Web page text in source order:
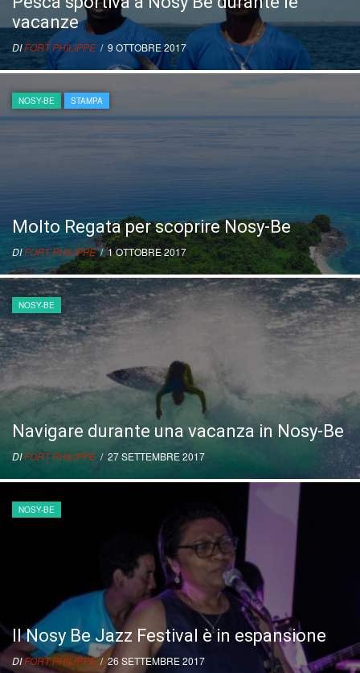
vacanze
DIFORT PHILIPPE/ 9 OTTOBRE 2017
NOSY-BE STAMPA
Molto Regata per scoprire Nosy-Be
DIFORT PHILIPPE/ 1 OTTOBRE 2017
NOSY-BE
Navigare durante una vacanza in Nosy-Be
DIFORT PHILIPPE/ 27 SETTEMBRE 2017
NOSY-BE
Il Nosy Be Jazz Festival è in espansione
DIFORT PHILIPPE/ 26 SETTEMBRE 2017